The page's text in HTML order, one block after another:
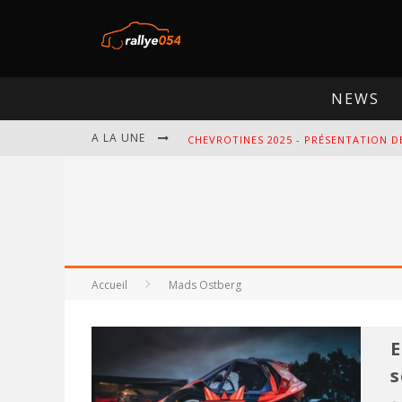
NEWS
A LA UNE CHEVROTINES 2025 - PRÉSENTATION
Accueil Mads Ostberg